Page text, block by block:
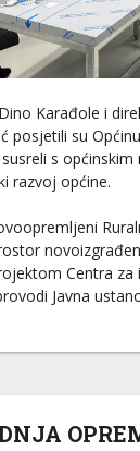
Karađole i
posjetili su
s
razvoj općine.
Centra za
Javna